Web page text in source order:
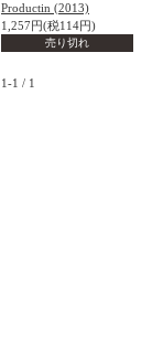
Productin (2013)
1,257円(税114円)
売り切れ
1-1 / 1